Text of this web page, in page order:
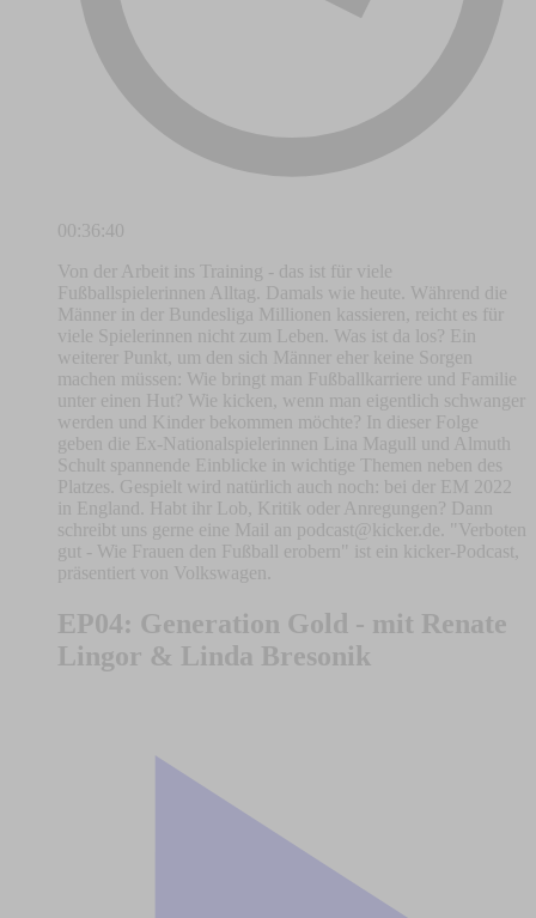
00:36:40
Von der Arbeit ins Training - das ist für viele
Fußballspielerinnen Alltag. Damals wie heute. Während die
Männer in der Bundesliga Millionen kassieren, reicht es für
viele Spielerinnen nicht zum Leben. Was ist da los? Ein
weiterer Punkt, um den sich Männer eher keine Sorgen
machen müssen: Wie bringt man Fußballkarriere und Familie
unter einen Hut? Wie kicken, wenn man eigentlich schwanger
werden und Kinder bekommen möchte? In dieser Folge
geben die Ex-Nationalspielerinnen Lina Magull und Almuth
Schult spannende Einblicke in wichtige Themen neben des
Platzes. Gespielt wird natürlich auch noch: bei der EM 2022
in England. Habt ihr Lob, Kritik oder Anregungen? Dann
schreibt uns gerne eine Mail an podcast@kicker.de . "Verboten
gut - Wie Frauen den Fußball erobern" ist ein kicker-Podcast,
präsentiert von Volkswagen.
EP04: Generation Gold - mit Renate
Lingor & Linda Bresonik